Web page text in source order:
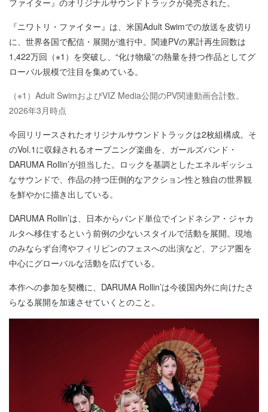
『ニワトリ・ファイター』は、米国Adult Swimでの放送を皮切り
に、世界各国で配信・展開が進行中。関連PVの累計再生回数は
1,422万回（※1）を突破し、“化け物級”の熱量を持つ作品としてグ
ローバル規模で注目を集めている。
（※1）Adult SwimおよびVIZ Media公開のPV関連動画合計数。
2026年3月時点
今回リリースされたオリジナルサウンドトラックは2枚組構成。そ
のVol.1に収録されるオープニング楽曲を、ガールズバンド・
DARUMA Rollin’が担当した。ロックを基調としたエネルギッシュ
なサウンドで、作品の持つ圧倒的なアクション性と独自の世界観
を鮮やかに描き出している。
DARUMA Rollin’は、日本からバンド単位でインドネシア・ジャカ
ルタへ移住するという前例の少ないスタイルで活動を展開。現地
のみならず台湾やフィリピンのフェスへの出演など、アジア圏を
中心にグローバルな活動を広げている。
本作への参加を契機に、DARUMA Rollin’は今後国内外に向けたさ
らなる展開を加速させていくとのこと。